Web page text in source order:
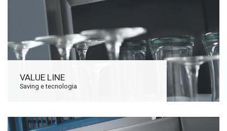
VALUE LINE
Saving e tecnologia